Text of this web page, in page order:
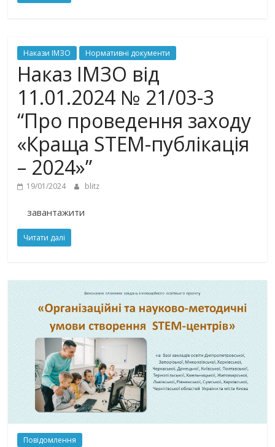
Накази ІМЗО Нормативні документи
Наказ ІМЗО від
11.01.2024 № 21/03-3
“Про проведення заходу
«Краща STEM-публікація
– 2024»”
19/01/2024 blitz
завантажити
Читати далі
Повідомлення